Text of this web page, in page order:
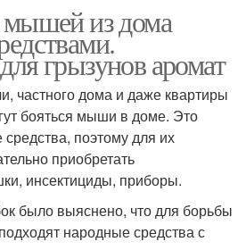
из дома
грызунов аромат
частного дома и даже квартиры
бояться мыши в доме. Это
поэтому для их
приобретать
инсектициды, приборы.
было выяснено, что для борьбы
народные средства с